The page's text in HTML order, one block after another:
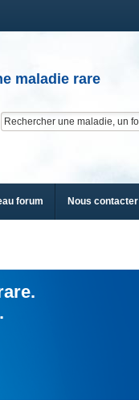
maladie rare
forum Nous contacter